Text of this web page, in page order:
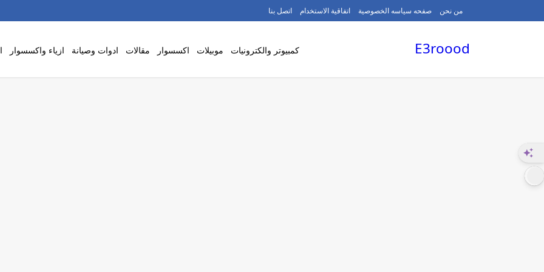
من نحن صفحه سياسه الخصوصية اتفاقية الاستخدام اتصل بنا
E3roood كمبيوتر والكترونيات موبيلات اكسسوار مقالات ادوات وصيانة ازياء واكسسوار